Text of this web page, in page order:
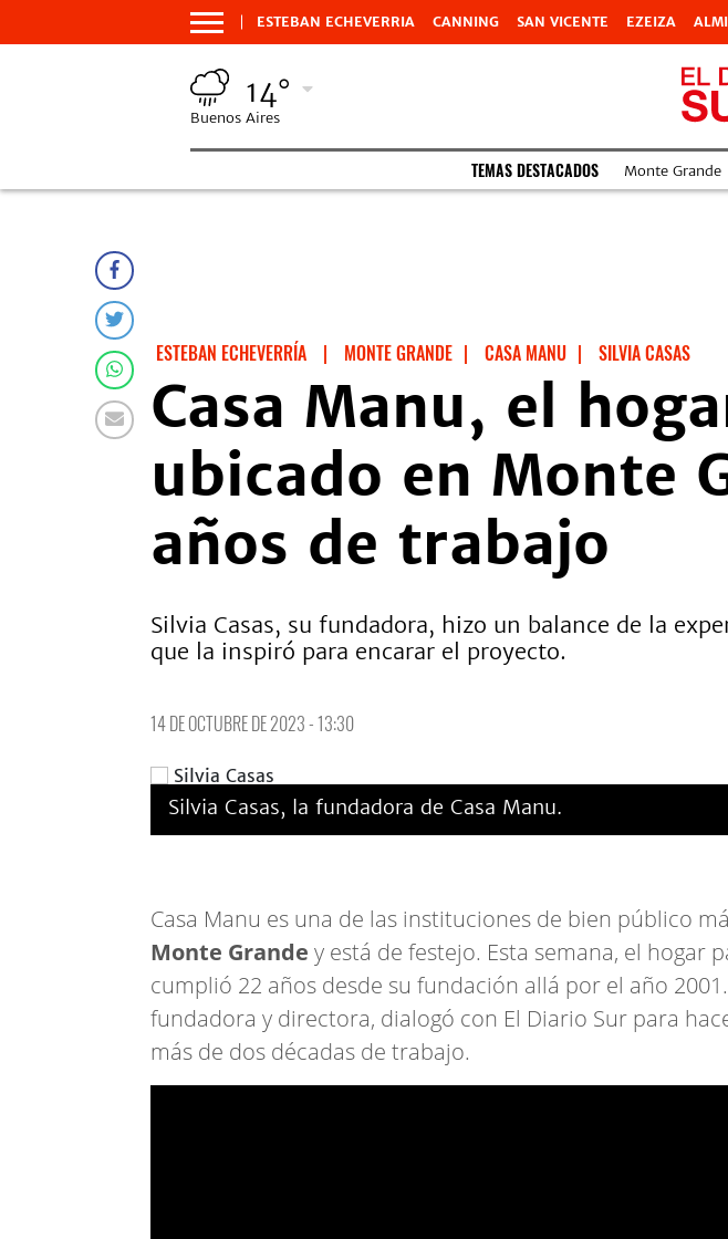
ESTEBAN ECHEVERRIA CANNING SAN VICENTE EZEIZA
14°
Buenos Aires
TEMAS DESTACADOS Monte Grande
ESTEBAN ECHEVERRÍA | MONTE GRANDE | CASA MANU | SILVIA CASAS
Casa Manu, el
ubicado en Monte
años de trabajo
Silvia Casas, su fundadora, hizo un balance de la
que la inspiró para encarar el proyecto.
14 DE OCTUBRE DE 2023 - 13:30
Silvia Casas, la fundadora de Casa Manu.
Casa Manu es una de las instituciones de bien público
Monte Grande y está de festejo. Esta semana, el hogar
cumplió 22 años desde su fundación allá por el año 2001.
fundadora y directora, dialogó con El Diario Sur para
más de dos décadas de trabajo.